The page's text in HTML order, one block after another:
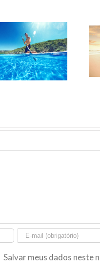
Beagle
Salvar meus dados neste